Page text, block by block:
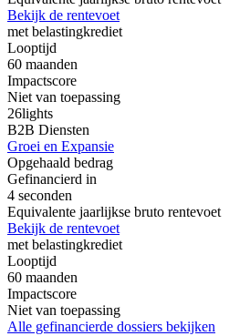
Bekijk de rentevoet
met belastingkrediet
Looptijd
60 maanden
Impactscore
Niet van toepassing
26lights
B2B Diensten
Groei en Expansie
Opgehaald bedrag
Gefinancierd in
4 seconden
Equivalente jaarlijkse bruto rentevoet
Bekijk de rentevoet
met belastingkrediet
Looptijd
60 maanden
Impactscore
Niet van toepassing
Alle gefinancierde dossiers bekijken